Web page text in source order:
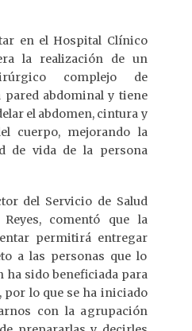
en el Hospital Clínico
la realización de un
complejo de
pared abdominal y tiene
el abdomen, cintura y
cuerpo, mejorando la
de vida de la persona
del Servicio de Salud
Reyes, comentó que la
permitirá entregar
a las personas que lo
ha sido beneficiada para
por lo que se ha iniciado
con la agrupación